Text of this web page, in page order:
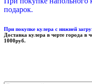
подарок.
При покупке кулера с нижней
Доставка кулера в черте города в
1000руб.